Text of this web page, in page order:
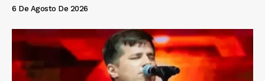
6 De Agosto De 2026